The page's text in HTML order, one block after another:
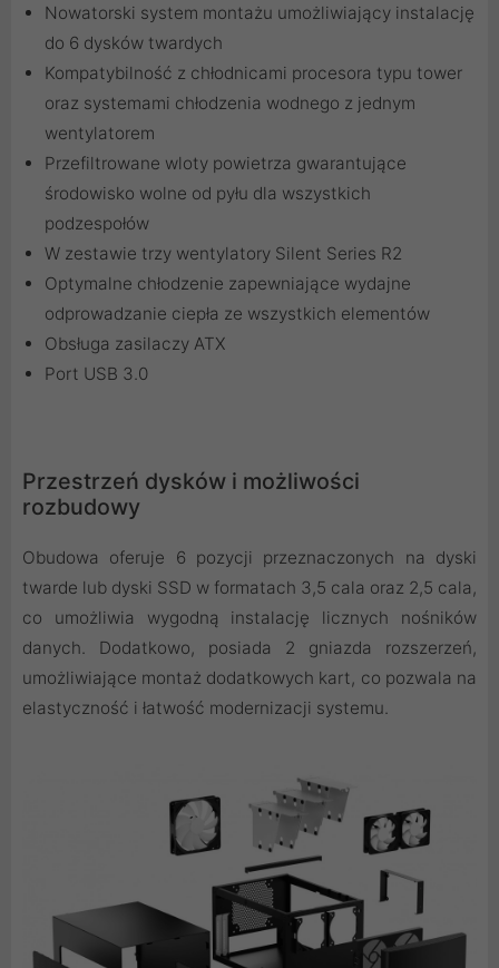
Nowatorski system montażu umożliwiający instalację
do 6 dysków twardych
Kompatybilność z chłodnicami procesora typu tower
oraz systemami chłodzenia wodnego z jednym
wentylatorem
Przefiltrowane wloty powietrza gwarantujące
środowisko wolne od pyłu dla wszystkich
podzespołów
W zestawie trzy wentylatory Silent Series R2
Optymalne chłodzenie zapewniające wydajne
odprowadzanie ciepła ze wszystkich elementów
Obsługa zasilaczy ATX
Port USB 3.0
Przestrzeń dysków i możliwości
rozbudowy
Obudowa oferuje 6 pozycji przeznaczonych na dyski
twarde lub dyski SSD w formatach 3,5 cala oraz 2,5 cala,
co umożliwia wygodną instalację licznych nośników
danych. Dodatkowo, posiada 2 gniazda rozszerzeń,
umożliwiające montaż dodatkowych kart, co pozwala na
elastyczność i łatwość modernizacji systemu.